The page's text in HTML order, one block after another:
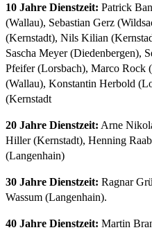
10 Jahre Dienstzeit: Patrick
(Wallau), Sebastian Gerz
(Kernstadt), Nils Kilian
Sascha Meyer (Diedenbergen),
Pfeifer (Lorsbach), Marco Rock
(Wallau), Konstantin Herbold
(Kernstadt
20 Jahre Dienstzeit: Arne
Hiller (Kernstadt), Henning
(Langenhain)
30 Jahre Dienstzeit: Ragnar
Wassum (Langenhain).
40 Jahre Dienstzeit: Martin